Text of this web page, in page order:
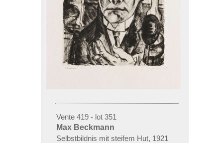
Vente 419 - lot 351
Max Beckmann
Selbstbildnis mit steifem Hut, 1921